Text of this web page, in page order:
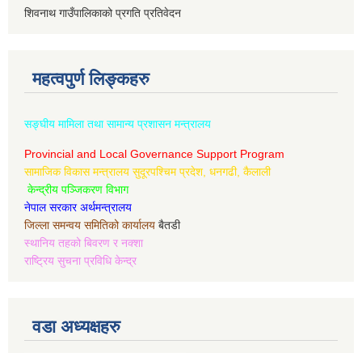
शिवनाथ गाउँपालिकाको प्रगति प्रतिवेदन
महत्वपुर्ण लिङ्कहरु
सङ्घीय मामिला तथा सामान्य प्रशासन मन्त्रालय
Provincial and Local Governance Support Program
सामाजिक विकास मन्त्रालय सुदूरपश्चिम प्रदेश, धनगढी, कैलाली
केन्द्रीय पञ्जिकरण विभाग
नेपाल सरकार अर्थमन्त्रालय
जिल्ला समन्वय समितिको कार्यालय बैतडी
स्थानिय तहको बिवरण र नक्शा
राष्ट्रिय सुचना प्रविधि केन्द्र
वडा अध्यक्षहरु